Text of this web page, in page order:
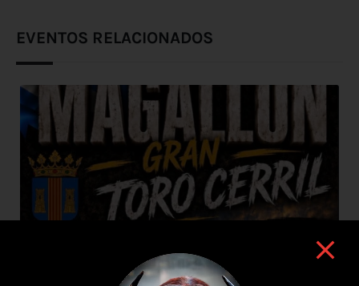
EVENTOS RELACIONADOS